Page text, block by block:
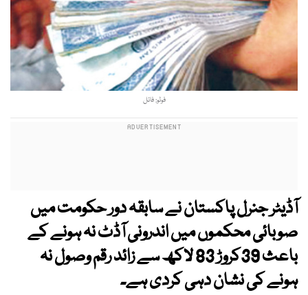
فوٹو: فائل
آڈیٹر جنرل پاکستان نے سابقہ دور حکومت میں
صوبائی محکموں میں اندرونی آڈٹ نہ ہونے کے
باعث 39کروڑ 83 لاکھ سے زائد رقم وصول نہ
ہونے کی نشان دہی کردی ہے۔